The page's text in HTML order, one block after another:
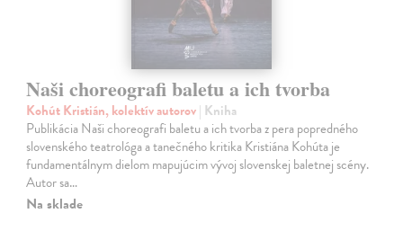
Naši choreografi baletu a ich tvorba
Kohút Kristián, kolektív autorov| Kniha
Publikácia Naši choreografi baletu a ich tvorba z pera popredného
slovenského teatrológa a tanečného kritika Kristiána Kohúta je
fundamentálnym dielom mapujúcim vývoj slovenskej baletnej scény.
Autor sa…
Na sklade